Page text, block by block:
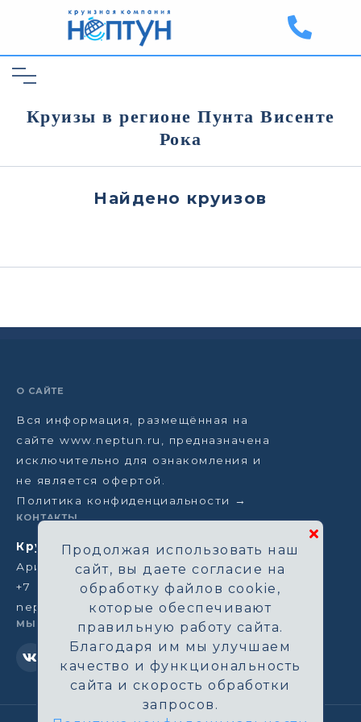
Круизы в регионе Пунта Висенте
Рока
Найдено круизов
О САЙТЕ
Вся информация, размещённая на
сайте www.neptun.ru, предназначена
исключительно для ознакомления и
не является офертой.
Политика конфиденциальности →
КОНТАКТЫ
Круизная компания Нептун
Аристарховский пер, 3/1, Москва
+7 (964) 583-14-96
neptun@aha.ru
МЫ В СЕТИ
Продолжая использовать наш
сайт, вы даете согласие на
обработку файлов cookie,
которые обеспечивают
правильную работу сайта.
Благодаря им мы улучшаем
качество и функциональность
сайта и скорость обработки
запросов.